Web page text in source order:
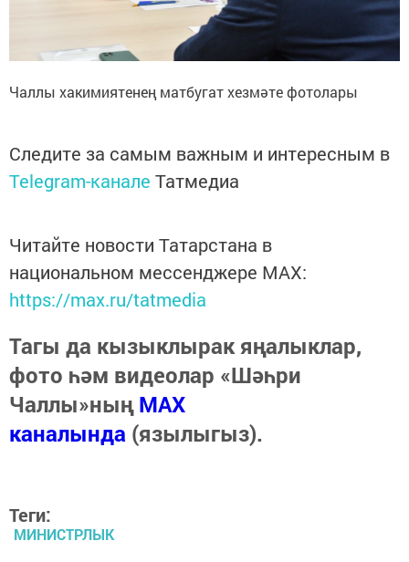
Чаллы хакимиятенең матбугат хезмәте фотолары
Следите за самым важным и интересным в
Telegram-канале Татмедиа
Читайте новости Татарстана в
национальном мессенджере MАХ:
https://max.ru/tatmedia
Тагы да кызыклырак яңалыклар,
фото һәм видеолар «Шәһри
Чаллы»ныңMAX
каналында (язылыгыз).
Теги:
МИНИСТРЛЫК